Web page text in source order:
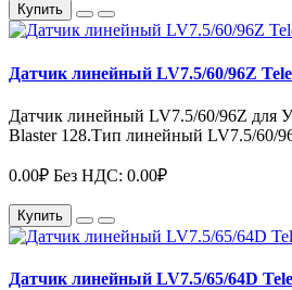
Купить
Датчик линейный LV7.5/60/96Z
Датчик линейный LV7.5/60/96Z для
Blaster 128.Тип линейный LV7.5/60/
0.00₽ Без НДС: 0.00₽
Купить
Датчик линейный LV7.5/65/64D